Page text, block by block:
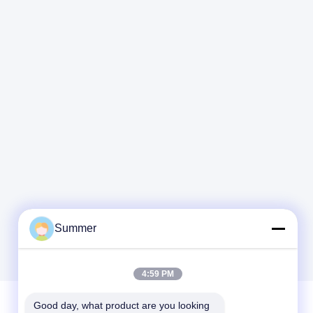
Summer
4:59 PM
Good day, what product are you looking